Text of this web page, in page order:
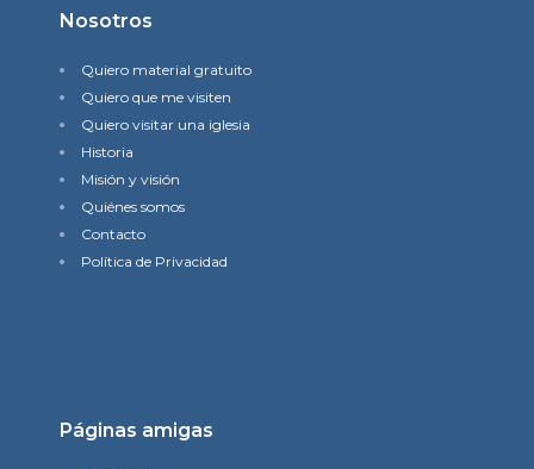
Nosotros
Quiero material gratuito
Quiero que me visiten
Quiero visitar una iglesia
Historia
Misión y visión
Quiénes somos
Contacto
Política de Privacidad
Páginas amigas